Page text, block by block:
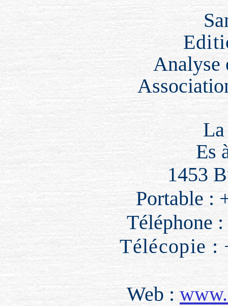
Analyse
Es
1453
Portable :
Téléphone
Télécopie :
Web :